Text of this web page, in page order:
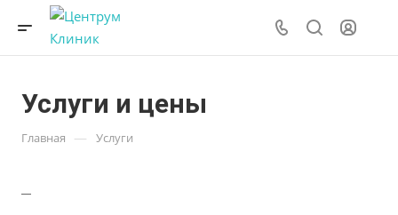
Услуги и цены
Главная — Услуги